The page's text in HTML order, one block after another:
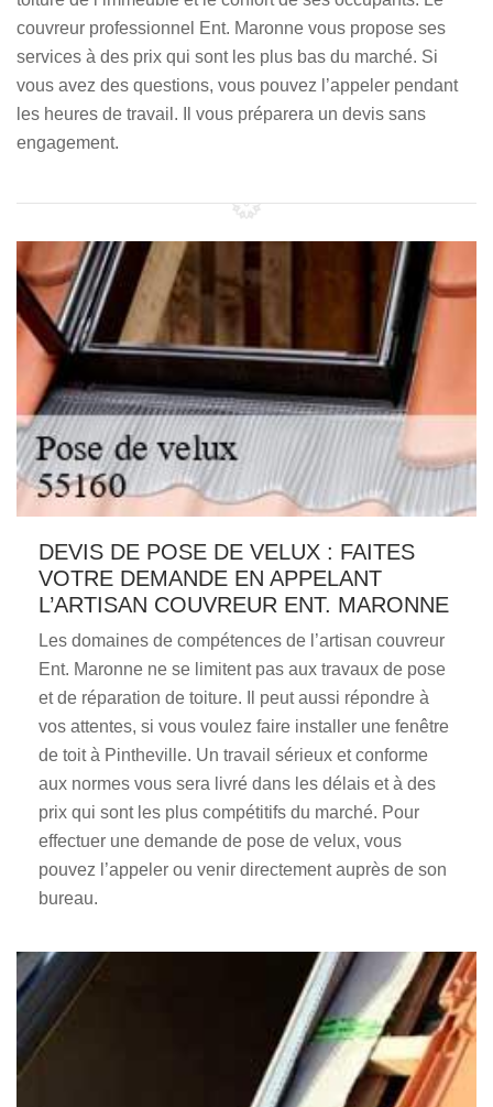
couvreur professionnel Ent. Maronne vous propose ses
services à des prix qui sont les plus bas du marché. Si
vous avez des questions, vous pouvez l’appeler pendant
les heures de travail. Il vous préparera un devis sans
engagement.
DEVIS DE POSE DE VELUX : FAITES
VOTRE DEMANDE EN APPELANT
L’ARTISAN COUVREUR ENT. MARONNE
Les domaines de compétences de l’artisan couvreur
Ent. Maronne ne se limitent pas aux travaux de pose
et de réparation de toiture. Il peut aussi répondre à
vos attentes, si vous voulez faire installer une fenêtre
de toit à Pintheville. Un travail sérieux et conforme
aux normes vous sera livré dans les délais et à des
prix qui sont les plus compétitifs du marché. Pour
effectuer une demande de pose de velux, vous
pouvez l’appeler ou venir directement auprès de son
bureau.